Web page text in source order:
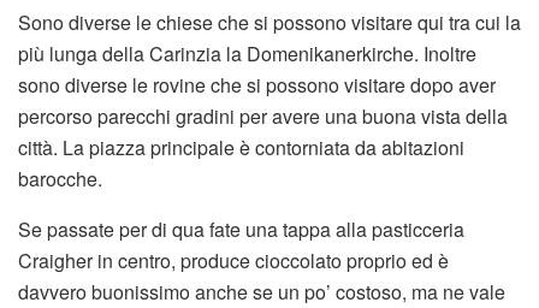
Sono diverse le chiese che si possono visitare qui tra cui la
più lunga della Carinzia la Domenikanerkirche. Inoltre
sono diverse le rovine che si possono visitare dopo aver
percorso parecchi gradini per avere una buona vista della
città. La piazza principale è contorniata da abitazioni
barocche.
Se passate per di qua fate una tappa alla pasticceria
Craigher in centro, produce cioccolato proprio ed è
davvero buonissimo anche se un po’ costoso, ma ne vale